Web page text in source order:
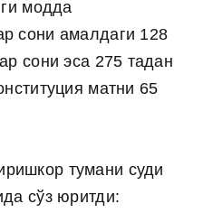
модда
сони амалдаги 128
сони эса 275 тадан
матни 65
тумани суди
сўз юритди: